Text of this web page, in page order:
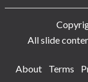
All slide
About
Terms